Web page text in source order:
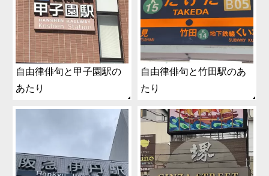
自由律俳句と甲子園駅の
あたり
自由律俳句と竹田駅のあ
たり